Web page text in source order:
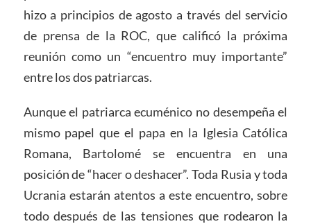
hizo a principios de agosto a través del servicio
de prensa de la ROC, que calificó la próxima
reunión como un “encuentro muy importante”
entre los dos patriarcas.
Aunque el patriarca ecuménico no desempeña el
mismo papel que el papa en la Iglesia Católica
Romana, Bartolomé se encuentra en una
posición de “hacer o deshacer”. Toda Rusia y toda
Ucrania estarán atentos a este encuentro, sobre
todo después de las tensiones que rodearon la